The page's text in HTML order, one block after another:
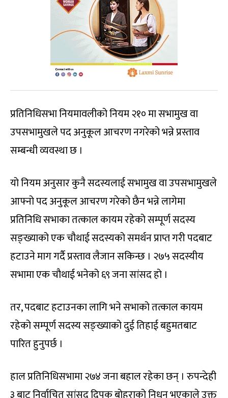
प्रतिनिधिसभा नियमावलीको नियम २१० मा सभामुख वा
उपसभामुखले पद अनुकूल आचरण नगरेको भन्ने प्रस्ताव
सम्बन्धी व्यवस्था छ ।
यो नियम अनुसार कुनै सदस्यलाई सभामुख वा उपसभामुखले
आफ्नो पद अनुकूल आचरण गरेको छैन भन्ने लागेमा
प्रतिनिधि सभाका तत्काल कायम रहेको सम्पूर्ण सदस्य
सङ्ख्याको एक चौथाई सदस्यको समर्थन प्राप्त गरी पदबाट
हटाउने माग गर्दै प्रस्ताव लैजान सकिन्छ । २७५ सदस्यीय
सभामा एक चौथाई भनेको ६९ जना सांसद हो ।
तर, पदबाट हटाउनका लागि भने सभाको तत्काल कायम
रहेको सम्पूर्ण सदस्य सङ्ख्याको दुई तिहाई बहुमतबाट
पारित हुनुपर्छ ।
हाल प्रतिनिधिसभामा २७४ जना बहाल रहेका छन् । रुपन्देही